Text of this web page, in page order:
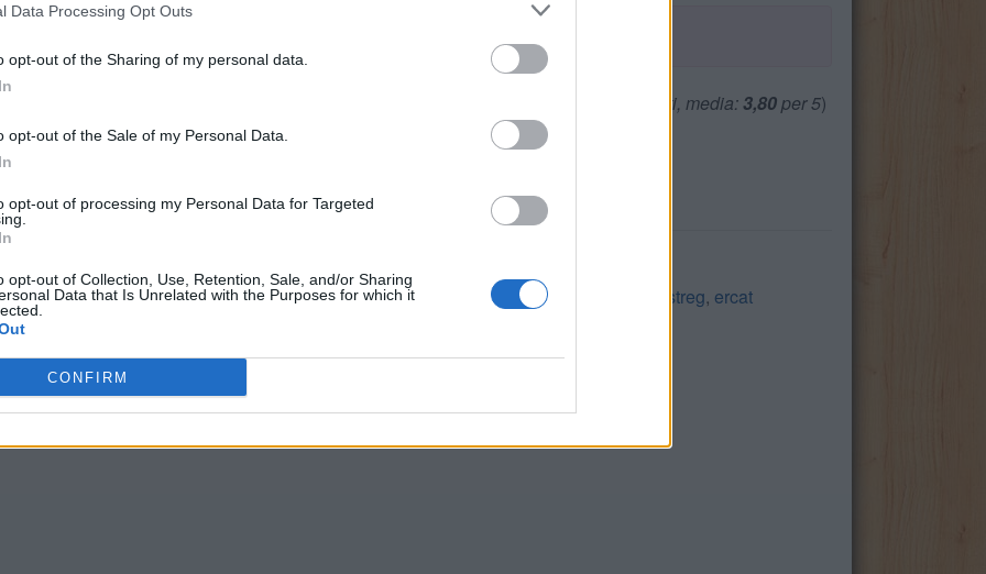
Data Processing Opt Outs
opt-out of the Sharing of my personal data.
opt-out of the Sale of my Personal Data.
opt-out of processing my Personal Data for Targeted
opt-out of Collection, Use, Retention, Sale, and/or Sharing
Data that Is Unrelated with the Purposes for which it
CONFIRM
voti, media: 3,80per 5)
,PAPIO,Ritac,Знаеш ,moiob,Poron,Agrea,meuov SSTER buIo+ streg, ercat